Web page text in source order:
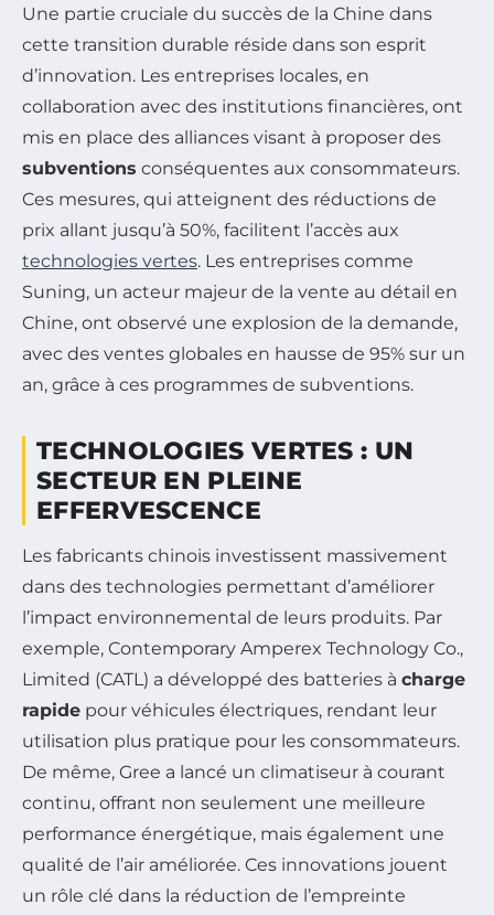
Une partie cruciale du succès de la Chine dans
cette transition durable réside dans son esprit
d’innovation. Les entreprises locales, en
collaboration avec des institutions financières, ont
mis en place des alliances visant à proposer des
subventions conséquentes aux consommateurs.
Ces mesures, qui atteignent des réductions de
prix allant jusqu’à 50%, facilitent l’accès aux
technologies vertes. Les entreprises comme
Suning, un acteur majeur de la vente au détail en
Chine, ont observé une explosion de la demande,
avec des ventes globales en hausse de 95% sur un
an, grâce à ces programmes de subventions.
TECHNOLOGIES VERTES : UN
SECTEUR EN PLEINE
EFFERVESCENCE
Les fabricants chinois investissent massivement
dans des technologies permettant d’améliorer
l’impact environnemental de leurs produits. Par
exemple, Contemporary Amperex Technology Co.,
Limited (CATL) a développé des batteries à charge
rapide pour véhicules électriques, rendant leur
utilisation plus pratique pour les consommateurs.
De même, Gree a lancé un climatiseur à courant
continu, offrant non seulement une meilleure
performance énergétique, mais également une
qualité de l’air améliorée. Ces innovations jouent
un rôle clé dans la réduction de l’empreinte